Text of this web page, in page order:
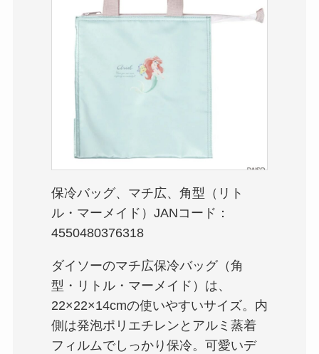
保冷バッグ、マチ広、角型（リト
ル・マーメイド）JANコード：
4550480376318
ダイソーのマチ広保冷バッグ（角
型・リトル・マーメイド）は、
22×22×14cmの使いやすいサイズ。内
側は発泡ポリエチレンとアルミ蒸着
フィルムでしっかり保冷。可愛いデ